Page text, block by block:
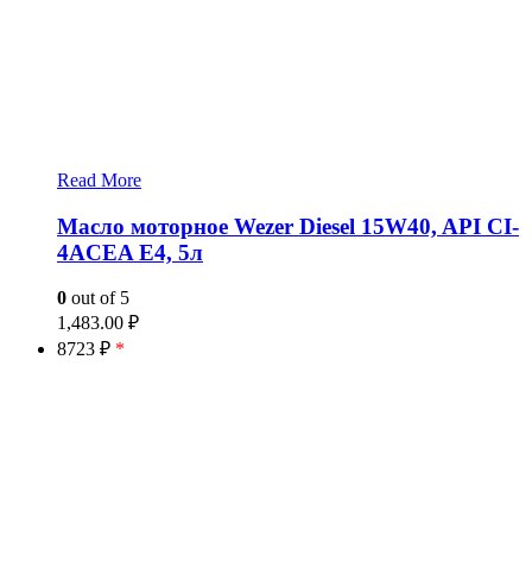
Read More
Масло моторное Wezer Diesel 15W40, API CI-
4ACEA E4, 5л
0 out of 5
1,483.00 ₽
8723 ₽ *